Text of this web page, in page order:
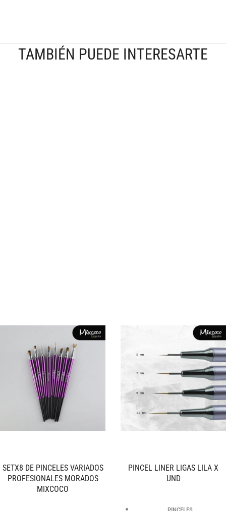
TAMBIÉN PUEDE INTERESARTE
SETX8 DE PINCELES VARIADOS
PROFESIONALES MORADOS
MIXCOCO
PINCEL LINER LIGAS LILA X
UND